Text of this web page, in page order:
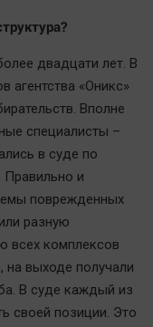
двадцати лет. В
агентства «Оникс»
Вполне
специалисты –
в суде по
Правильно и
поврежденных
разную
всех комплексов
на выходе получали
В суде каждый из
своей позиции. Это